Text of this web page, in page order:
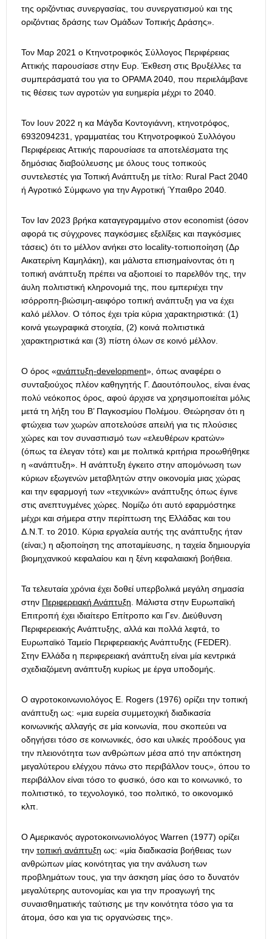
της οριζόντιας συνεργασίας, του συνεργατισμού και της
οριζόντιας δράσης των Ομάδων Τοπικής Δράσης».
Τον Μαρ 2021 ο Κτηνοτροφικός Σύλλογος Περιφέρειας
Αττικής παρουσίασε στην Ευρ. Έκθεση στις Βρυξέλλες τα
συμπεράσματά του για το ΟΡΑΜΑ 2040, που περιελάμβανε
τις θέσεις των αγροτών για ευημερία μέχρι το 2040.
Τον Ιουν 2022 η κα Μάγδα Κοντογιάννη, κτηνοτρόφος,
6932094231, γραμματέας του Κτηνοτροφικού Συλλόγου
Περιφέρειας Αττικής παρουσίασε τα αποτελέσματα της
δημόσιας διαβούλευσης με όλους τους τοπικούς
συντελεστές για Τοπική Ανάπτυξη με τίτλο: Rural Pact 2040
ή Αγροτικό Σύμφωνο για την Αγροτική Ύπαιθρο 2040.
Τον Ιαν 2023 βρήκα καταγεγραμμένο στον economist (όσον
αφορά τις σύγχρονες παγκόσμιες εξελίξεις και παγκόσμιες
τάσεις) ότι το μέλλον ανήκει στο locality-τοπιοποίηση (Δρ
Αικατερίνη Καμηλάκη), και μάλιστα επισημαίνοντας ότι η
τοπική ανάπτυξη πρέπει να αξιοποιεί το παρελθόν της, την
άυλη πολιτιστική κληρονομιά της, που εμπεριέχει την
ισόρροπη-βιώσιμη-αειφόρο τοπική ανάπτυξη για να έχει
καλό μέλλον. Ο τόπος έχει τρία κύρια χαρακτηριστικά: (1)
κοινά γεωγραφικά στοιχεία, (2) κοινά πολιτιστικά
χαρακτηριστικά και (3) πίστη όλων σε κοινό μέλλον.
Ο όρος «ανάπτυξη-development», όπως αναφέρει ο
συνταξιούχος πλέον καθηγητής Γ. Δαουτόπουλος, είναι ένας
πολύ νεόκοπος όρος, αφού άρχισε να χρησιμοποιείται μόλις
μετά τη λήξη του Β’ Παγκοσμίου Πολέμου. Θεώρησαν ότι η
φτώχεια των χωρών αποτελούσε απειλή για τις πλούσιες
χώρες και τον συνασπισμό των «ελευθέρων κρατών»
(όπως τα έλεγαν τότε) και με πολιτικά κριτήρια προωθήθηκε
η «ανάπτυξη». Η ανάπτυξη έγκειτο στην απομόνωση των
κύριων εξωγενών μεταβλητών στην οικονομία μιας χώρας
και την εφαρμογή των «τεχνικών» ανάπτυξης όπως έγινε
στις ανεπτυγμένες χώρες. Νομίζω ότι αυτό εφαρμόστηκε
μέχρι και σήμερα στην περίπτωση της Ελλάδας και του
Δ.Ν.Τ. το 2010. Κύρια εργαλεία αυτής της ανάπτυξης ήταν
(είναι;) η αξιοποίηση της αποταμίευσης, η ταχεία δημιουργία
βιομηχανικού κεφαλαίου και η ξένη κεφαλαιακή βοήθεια.
Τα τελευταία χρόνια έχει δοθεί υπερβολικά μεγάλη σημασία
στην Περιφερειακή Ανάπτυξη . Μάλιστα στην Ευρωπαϊκή
Επιτροπή έχει ιδιαίτερο Επίτροπο και Γεν. Διεύθυνση
Περιφερειακής Ανάπτυξης, αλλά και πολλά λεφτά, το
Ευρωπαϊκό Ταμείο Περιφερειακής Ανάπτυξης (FEDER).
Στην Ελλάδα η περιφερειακή ανάπτυξη είναι μία κεντρικά
σχεδιαζόμενη ανάπτυξη κυρίως με έργα υποδομής.
Ο αγροτοκοινωνιολόγος E. Rogers (1976) ορίζει την τοπική
ανάπτυξη ως: «μια ευρεία συμμετοχική διαδικασία
κοινωνικής αλλαγής σε μία κοινωνία, που σκοπεύει να
οδηγήσει τόσο σε κοινωνικές, όσο και υλικές προόδους για
την πλειονότητα των ανθρώπων μέσα από την απόκτηση
μεγαλύτερου ελέγχου πάνω στο περιβάλλον τους», όπου το
περιβάλλον είναι τόσο το φυσικό, όσο και το κοινωνικό, το
πολιτιστικό, το τεχνολογικό, τοο πολιτικό, το οικονομικό
κλπ.
Ο Αμερικανός αγροτοκοινωνιολόγος Warren (1977) ορίζει
την τοπική ανάπτυξη ως: «μία διαδικασία βοήθειας των
ανθρώπων μίας κοινότητας για την ανάλυση των
προβλημάτων τους, για την άσκηση μίας όσο το δυνατόν
μεγαλύτερης αυτονομίας και για την προαγωγή της
συναισθηματικής ταύτισης με την κοινότητα τόσο για τα
άτομα, όσο και για τις οργανώσεις της».